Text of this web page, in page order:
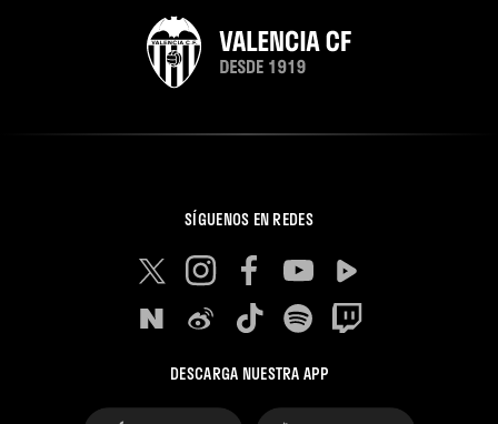
SÍGUENOS EN REDES
DESCARGA NUESTRA APP